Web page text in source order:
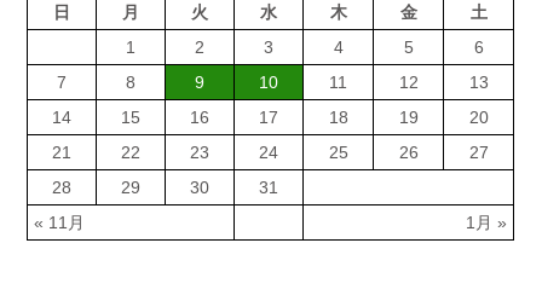
日 月 火 水 木 金 土
« 11月 1月 »
1 2 3 4 5
6
7
8 9 10 11 12
13
14
15 16 17 18 19
20
21
22 23 24 25 26
27
28
29 30 31